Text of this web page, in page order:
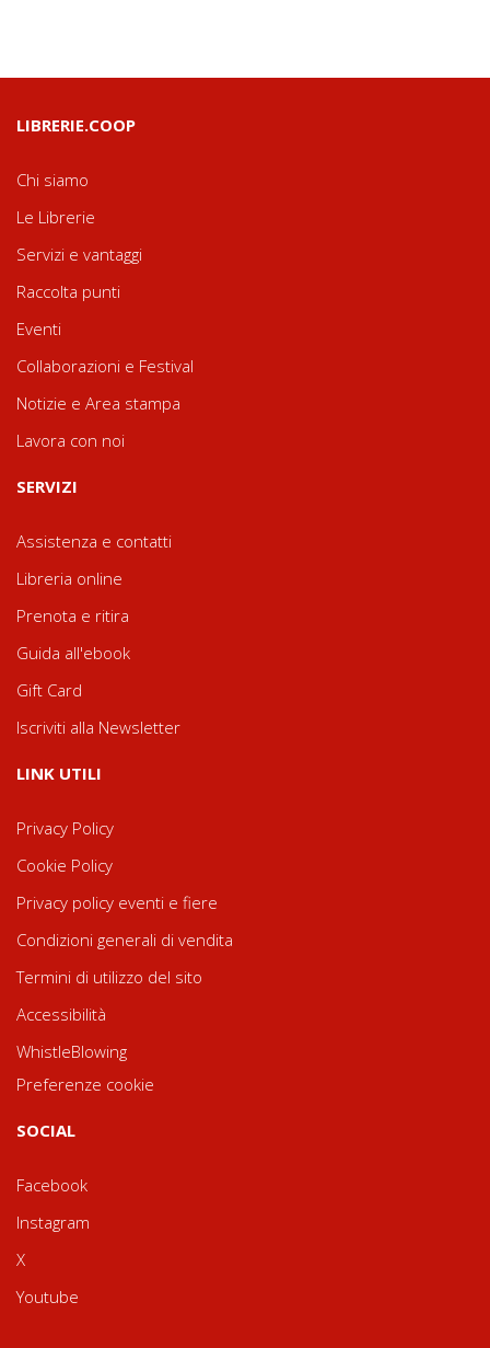
LIBRERIE.COOP
Chi siamo
Le Librerie
Servizi e vantaggi
Raccolta punti
Eventi
Collaborazioni e Festival
Notizie e Area stampa
Lavora con noi
SERVIZI
Assistenza e contatti
Libreria online
Prenota e ritira
Guida all'ebook
Gift Card
Iscriviti alla Newsletter
LINK UTILI
Privacy Policy
Cookie Policy
Privacy policy eventi e fiere
Condizioni generali di vendita
Termini di utilizzo del sito
Accessibilità
WhistleBlowing
Preferenze cookie
SOCIAL
Facebook
Instagram
X
Youtube